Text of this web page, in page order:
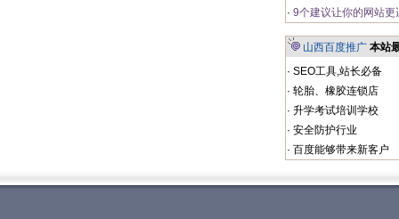
· 9个建议让你的网站更
山西百度推广 本站
· SEO工具,站长必备
· 轮胎、橡胶连锁店
· 升学考试培训学校
· 安全防护行业
· 百度能够带来新客户